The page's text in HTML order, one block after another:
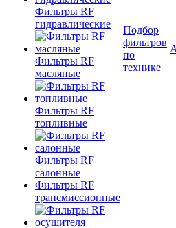
Фильтры RF
гидравлические
Фильтры RF
масляные
Фильтры RF
топливные
Фильтры RF
салонные
Фильтры RF
трансмиссионные
Подбор
фильтров
по
технике